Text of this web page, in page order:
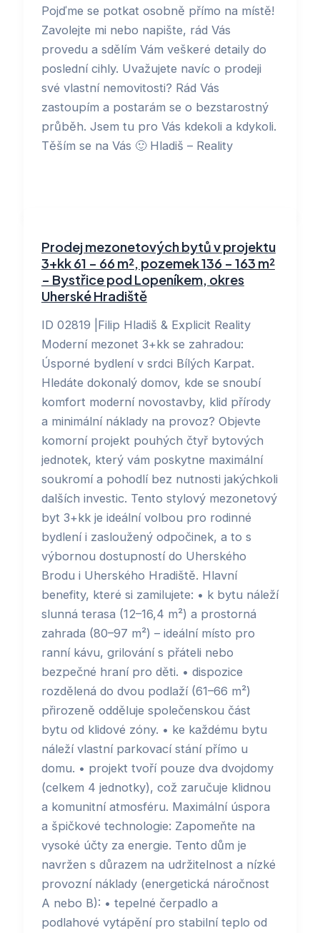
Pojďme se potkat osobně přímo na místě!
Zavolejte mi nebo napište, rád Vás
provedu a sdělím Vám veškeré detaily do
poslední cihly. Uvažujete navíc o prodeji
své vlastní nemovitosti? Rád Vás
zastoupím a postarám se o bezstarostný
průběh. Jsem tu pro Vás kdekoli a kdykoli.
Těším se na Vás 🙂 Hladiš – Reality
Prodej mezonetových bytů v projektu
3+kk 61 – 66 m², pozemek 136 – 163 m²
– Bystřice pod Lopeníkem, okres
Uherské Hradiště
ID 02819 |Filip Hladiš & Explicit Reality
Moderní mezonet 3+kk se zahradou:
Úsporné bydlení v srdci Bílých Karpat.
Hledáte dokonalý domov, kde se snoubí
komfort moderní novostavby, klid přírody
a minimální náklady na provoz? Objevte
komorní projekt pouhých čtyř bytových
jednotek, který vám poskytne maximální
soukromí a pohodlí bez nutnosti jakýchkoli
dalších investic. Tento stylový mezonetový
byt 3+kk je ideální volbou pro rodinné
bydlení i zasloužený odpočinek, a to s
výbornou dostupností do Uherského
Brodu i Uherského Hradiště. Hlavní
benefity, které si zamilujete: • k bytu náleží
slunná terasa (12–16,4 m²) a prostorná
zahrada (80–97 m²) – ideální místo pro
ranní kávu, grilování s přáteli nebo
bezpečné hraní pro děti. • dispozice
rozdělená do dvou podlaží (61–66 m²)
přirozeně odděluje společenskou část
bytu od klidové zóny. • ke každému bytu
náleží vlastní parkovací stání přímo u
domu. • projekt tvoří pouze dva dvojdomy
(celkem 4 jednotky), což zaručuje klidnou
a komunitní atmosféru. Maximální úspora
a špičkové technologie: Zapomeňte na
vysoké účty za energie. Tento dům je
navržen s důrazem na udržitelnost a nízké
provozní náklady (energetická náročnost
A nebo B): • tepelné čerpadlo a
podlahové vytápění pro stabilní teplo od